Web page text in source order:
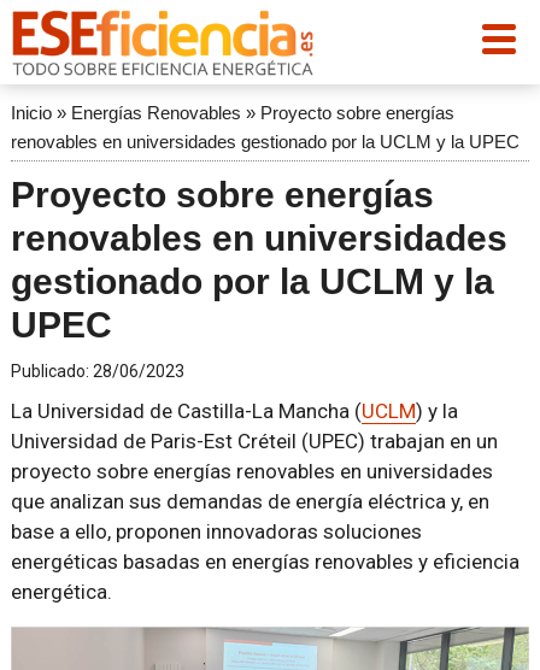
Inicio» Energías Renovables » Proyecto sobre energías
renovables en universidades gestionado por la UCLM y la UPEC
Proyecto sobre energías
renovables en universidades
gestionado por la UCLM y la
UPEC
Publicado: 28/06/2023
La Universidad de Castilla-La Mancha (UCLM) y la
Universidad de Paris-Est Créteil (UPEC) trabajan en un
proyecto sobre energías renovables en universidades
que analizan sus demandas de energía eléctrica y, en
base a ello, proponen innovadoras soluciones
energéticas basadas en energías renovables y eficiencia
energética.